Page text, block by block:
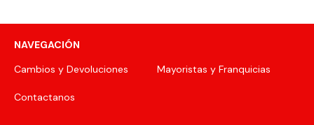
NAVEGACIÓN
Cambios y Devoluciones
Mayoristas y Franquicias
Contactanos